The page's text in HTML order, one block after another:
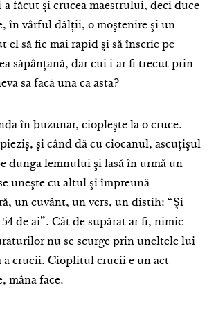
a făcut şi crucea maestrului, deci duce
în vârful dălţii, o moştenire şi un
el să fie mai rapid şi să înscrie pe
săpânţană, dar cui i-ar fi trecut prin
sa facă una ca asta?
în buzunar, ciopleşte la o cruce.
şi când dă cu ciocanul, ascuţişul
dunga lemnului şi lasă în urmă un
uneşte cu altul şi împreună
un cuvânt, un vers, un distih: “Şi
de ai”. Cât de supărat ar fi, nimic
nu se scurge prin uneltele lui
a crucii. Cioplitul crucii e un act
mâna face.